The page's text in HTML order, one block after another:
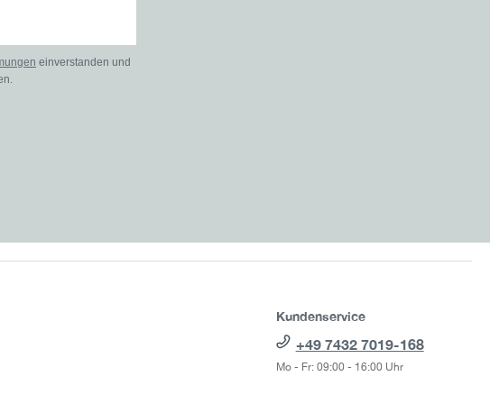
einverstanden und
Kundenservice
+49 7432 7019-168
Mo - Fr: 09:00 - 16:00 Uhr